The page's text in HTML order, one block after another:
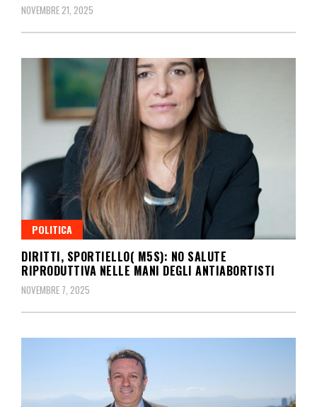
NOVEMBRE 21, 2025
POLITICA
DIRITTI, SPORTIELLO( M5S): NO SALUTE
RIPRODUTTIVA NELLE MANI DEGLI ANTIABORTISTI
NOVEMBRE 7, 2025